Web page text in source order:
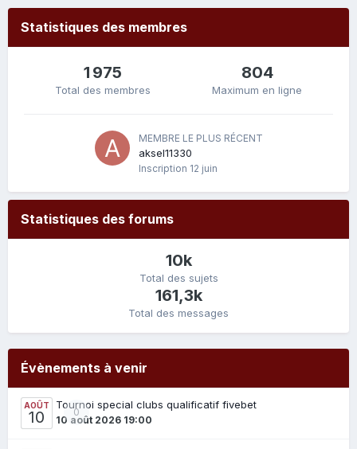
Statistiques des membres
1 975
Total des membres
804
Maximum en ligne
MEMBRE LE PLUS RÉCENT
aksel11330
Inscription 12 juin
Statistiques des forums
10k
Total des sujets
161,3k
Total des messages
Évènements à venir
AOÛT
10 0
Tournoi special clubs qualificatif fivebet
10 août 2026 19:00